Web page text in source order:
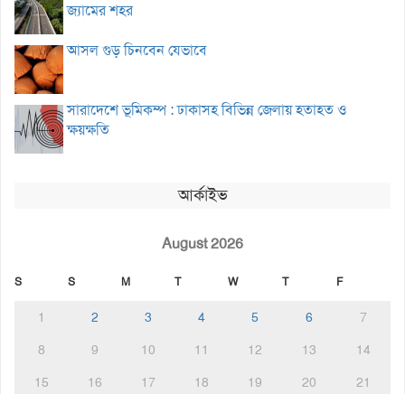
জ্যামের শহর
আসল গুড় চিনবেন যেভাবে
সারাদেশে ভূমিকম্প : ঢাকাসহ বিভিন্ন জেলায় হতাহত ও
ক্ষয়ক্ষতি
আর্কাইভ
August 2026
S S M T W T F
1 2 3 4 5 6
7
8
9 10 11 12 13
14
15
16 17 18 19 20
21